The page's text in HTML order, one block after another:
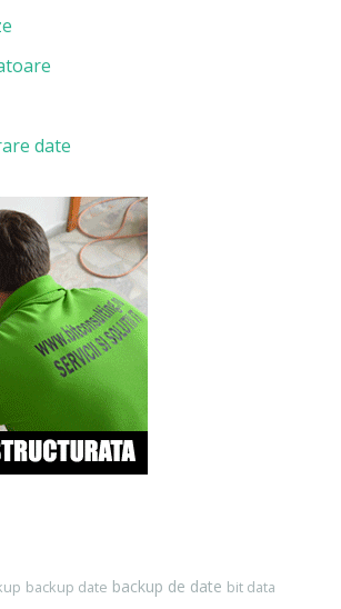
date
backup date backup de date bit data